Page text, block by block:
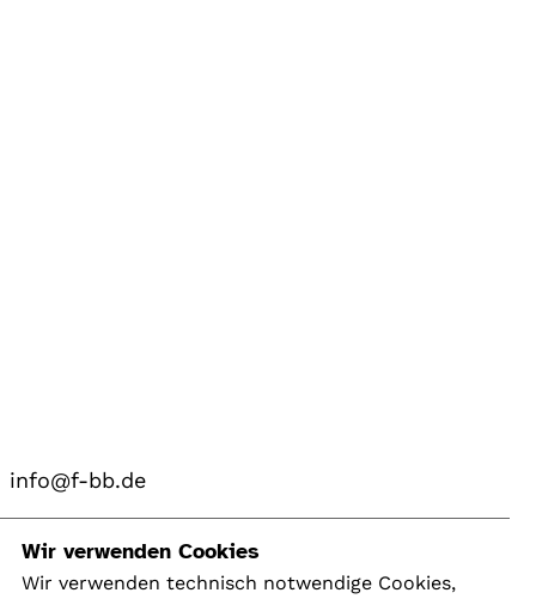
info@f-bb.de
Navigation
Wir verwenden Cookies
Wir verwenden technisch notwendige Cookies,